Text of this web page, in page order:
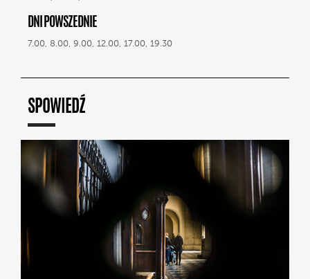
DNI POWSZEDNIE
7.00, 8.00, 9.00, 12.00, 17.00, 19.30
SPOWIEDŹ